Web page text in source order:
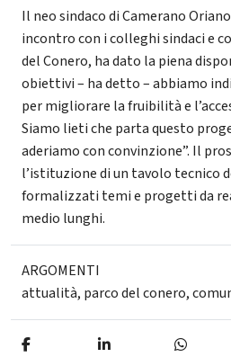
Il neo sindaco di Camerano Oriano
incontro con i colleghi sindaci e
del Conero, ha dato la piena
obiettivi – ha detto – abbiamo
per migliorare la fruibilità e
Siamo lieti che parta questo
aderiamo con convinzione”. Il
l’istituzione di un tavolo tecnico
formalizzati temi e progetti da
medio lunghi.
ARGOMENTI
attualità, parco del conero,